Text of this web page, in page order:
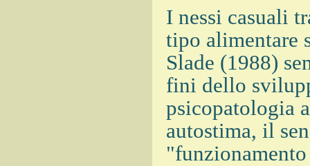
I nessi casuali
tipo alimentare
Slade (1988)
fini dello
psicopatologia
autostima, il